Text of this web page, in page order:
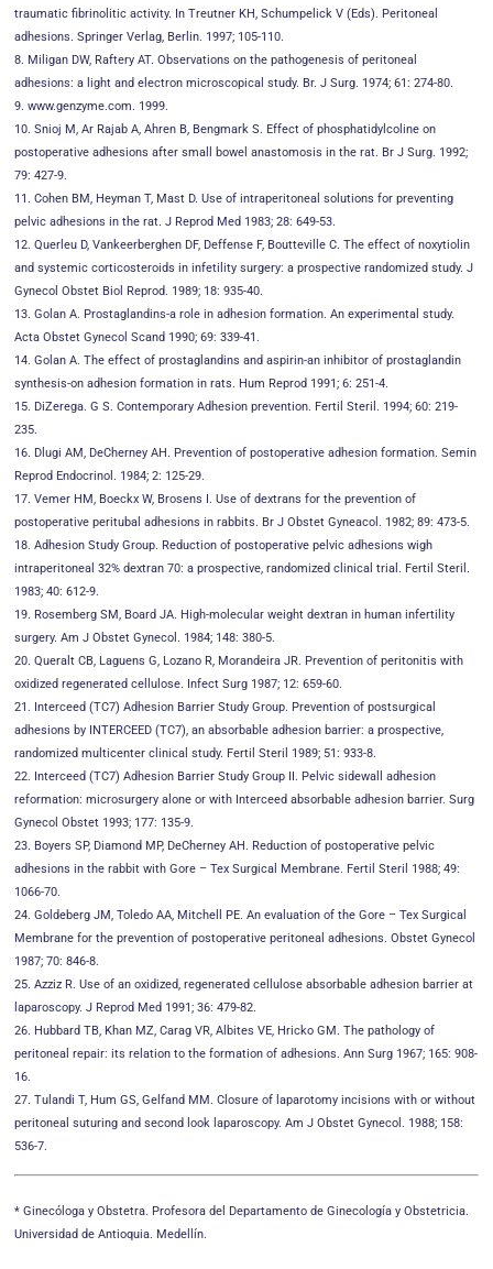
traumatic fibrinolitic activity. In Treutner KH, Schumpelick V (Eds). Peritoneal
adhesions. Springer Verlag, Berlin. 1997; 105-110.
8. Miligan DW, Raftery AT. Observations on the pathogenesis of peritoneal
adhesions: a light and electron microscopical study. Br. J Surg. 1974; 61: 274-80.
9. www.genzyme.com. 1999.
10. Snioj M, Ar Rajab A, Ahren B, Bengmark S. Effect of phosphatidylcoline on
postoperative adhesions after small bowel anastomosis in the rat. Br J Surg. 1992;
79: 427-9.
11. Cohen BM, Heyman T, Mast D. Use of intraperitoneal solutions for preventing
pelvic adhesions in the rat. J Reprod Med 1983; 28: 649-53.
12. Querleu D, Vankeerberghen DF, Deffense F, Boutteville C. The effect of noxytiolin
and systemic corticosteroids in infetility surgery: a prospective randomized study. J
Gynecol Obstet Biol Reprod. 1989; 18: 935-40.
13. Golan A. Prostaglandins-a role in adhesion formation. An experimental study.
Acta Obstet Gynecol Scand 1990; 69: 339-41.
14. Golan A. The effect of prostaglandins and aspirin-an inhibitor of prostaglandin
synthesis-on adhesion formation in rats. Hum Reprod 1991; 6: 251-4.
15. DiZerega. G S. Contemporary Adhesion prevention. Fertil Steril. 1994; 60: 219-
235.
16. Dlugi AM, DeCherney AH. Prevention of postoperative adhesion formation. Semin
Reprod Endocrinol. 1984; 2: 125-29.
17. Vemer HM, Boeckx W, Brosens I. Use of dextrans for the prevention of
postoperative peritubal adhesions in rabbits. Br J Obstet Gyneacol. 1982; 89: 473-5.
18. Adhesion Study Group. Reduction of postoperative pelvic adhesions wigh
intraperitoneal 32% dextran 70: a prospective, randomized clinical trial. Fertil Steril.
1983; 40: 612-9.
19. Rosemberg SM, Board JA. High-molecular weight dextran in human infertility
surgery. Am J Obstet Gynecol. 1984; 148: 380-5.
20. Queralt CB, Laguens G, Lozano R, Morandeira JR. Prevention of peritonitis with
oxidized regenerated cellulose. Infect Surg 1987; 12: 659-60.
21. Interceed (TC7) Adhesion Barrier Study Group. Prevention of postsurgical
adhesions by INTERCEED (TC7), an absorbable adhesion barrier: a prospective,
randomized multicenter clinical study. Fertil Steril 1989; 51: 933-8.
22. Interceed (TC7) Adhesion Barrier Study Group II. Pelvic sidewall adhesion
reformation: microsurgery alone or with Interceed absorbable adhesion barrier. Surg
Gynecol Obstet 1993; 177: 135-9.
23. Boyers SP, Diamond MP, DeCherney AH. Reduction of postoperative pelvic
adhesions in the rabbit with Gore – Tex Surgical Membrane. Fertil Steril 1988; 49:
1066-70.
24. Goldeberg JM, Toledo AA, Mitchell PE. An evaluation of the Gore – Tex Surgical
Membrane for the prevention of postoperative peritoneal adhesions. Obstet Gynecol
1987; 70: 846-8.
25. Azziz R. Use of an oxidized, regenerated cellulose absorbable adhesion barrier at
laparoscopy. J Reprod Med 1991; 36: 479-82.
26. Hubbard TB, Khan MZ, Carag VR, Albites VE, Hricko GM. The pathology of
peritoneal repair: its relation to the formation of adhesions. Ann Surg 1967; 165: 908-
16.
27. Tulandi T, Hum GS, Gelfand MM. Closure of laparotomy incisions with or without
peritoneal suturing and second look laparoscopy. Am J Obstet Gynecol. 1988; 158:
536-7.
* Ginecóloga y Obstetra. Profesora del Departamento de Ginecología y Obstetricia.
Universidad de Antioquia. Medellín.